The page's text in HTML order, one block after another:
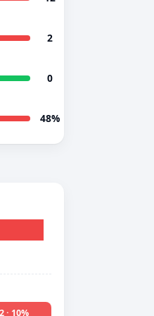
2
0
48%
2 · 10%